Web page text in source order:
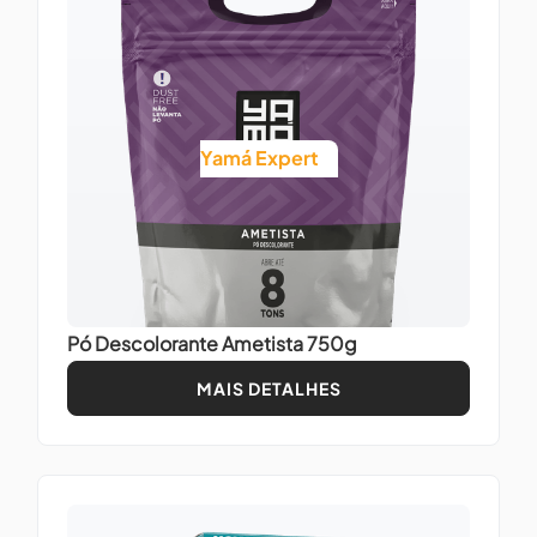
Yamá Expert
Pó Descolorante Ametista 750g
MAIS DETALHES